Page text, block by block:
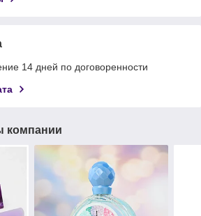
14 дней по договоренности
компании